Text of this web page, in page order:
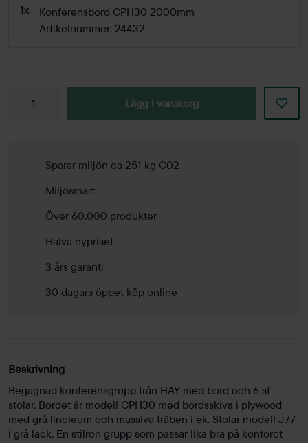
1x
Konferensbord CPH30 2000mm
Artikelnummer: 24432
Lägg i varukorg
Sparar miljön ca 251 kg C02
Miljösmart
Över 60.000 produkter
Halva nypriset
3 års garanti
30 dagars öppet köp online
Beskrivning
Begagnad konferensgrupp från HAY med bord och 6 st
stolar. Bordet är modell CPH30 med bordsskiva i plywood
med grå linoleum och massiva träben i ek. Stolar modell J77
i grå lack. En stilren grupp som passar lika bra på kontoret